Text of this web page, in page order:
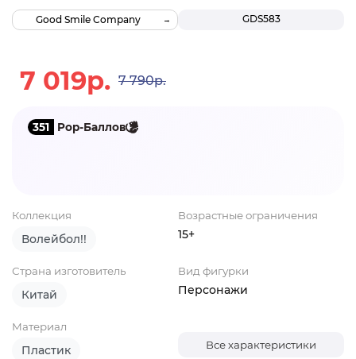
GDS583
Good Smile Company
7 019р. 7 790р.
351 Pop-Баллов
Коллекция
Волейбол!!
Возрастные ограничения
15+
Страна изготовитель
Китай
Вид фигурки
Персонажи
Материал
Пластик Все характеристики